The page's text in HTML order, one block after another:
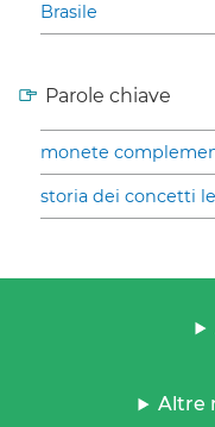
Brasile
Parole chiave
monete
storia dei concetti
Altre